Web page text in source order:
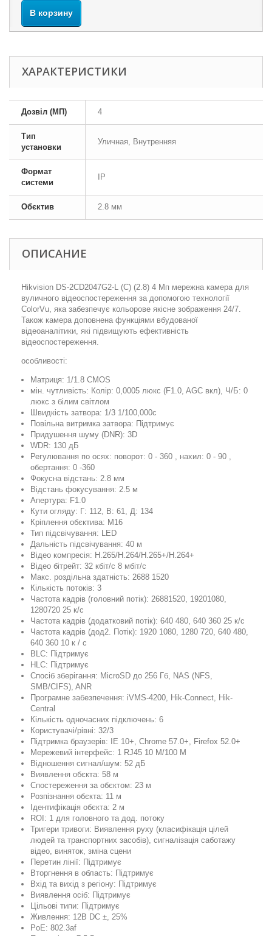
В корзину
ХАРАКТЕРИСТИКИ
Дозвіл (МП) 4
Тип
установки
Уличная, Внутренняя
Формат
системи
IP
Обєктив 2.8 мм
ОПИСАНИЕ
Hikvision DS-2CD2047G2-L (C) (2.8) 4 Мп мережна камера для
вуличного відеоспостереження за допомогою технології
ColorVu, яка забезпечує кольорове якісне зображення 24/7.
Також камера доповнена функціями вбудованої
відеоаналітики, які підвищують ефективність
відеоспостереження.
особливості:
Матриця: 1/1.8 CMOS
мін. чутливість: Колір: 0,0005 люкс (F1.0, AGC вкл), Ч/Б: 0
люкс з білим світлом
Швидкість затвора: 1/3 1/100,000с
Повільна витримка затвора: Підтримує
Придушення шуму (DNR): 3D
WDR: 130 дБ
Регулювання по осях: поворот: 0 - 360 , нахил: 0 - 90 ,
обертання: 0 -360
Фокусна відстань: 2.8 мм
Відстань фокусування: 2.5 м
Апертура: F1.0
Кути огляду: Г: 112, В: 61, Д: 134
Кріплення обєктива: M16
Тип підсвічування: LED
Дальність підсвічування: 40 м
Відео компресія: H.265/H.264/H.265+/H.264+
Відео бітрейт: 32 кбіт/с 8 мбіт/с
Макс. роздільна здатність: 2688 1520
Кількість потоків: 3
Частота кадрів (головний потік): 26881520, 19201080,
1280720 25 к/с
Частота кадрів (додатковий потік): 640 480, 640 360 25 к/с
Частота кадрів (дод2. Потік): 1920 1080, 1280 720, 640 480,
640 360 10 к / с
BLC: Підтримує
HLC: Підтримує
Спосіб зберігання: MicroSD до 256 Гб, NAS (NFS,
SMB/CIFS), ANR
Програмне забезпечення: iVMS-4200, Hik-Connect, Hik-
Central
Кількість одночасних підключень: 6
Користувачі/рівні: 32/3
Підтримка браузерів: IE 10+, Chrome 57.0+, Firefox 52.0+
Мережевий інтерфейс: 1 RJ45 10 M/100 M
Відношення сигнал/шум: 52 дБ
Виявлення обєкта: 58 м
Спостереження за обєктом: 23 м
Розпізнання обєкта: 11 м
Ідентифікація обєкта: 2 м
ROI: 1 для головного та дод. потоку
Тригери тривоги: Виявлення руху (класифікація цілей
людей та транспортних засобів), сигналізація саботажу
відео, виняток, зміна сцени
Перетин лінії: Підтримує
Вторгнення в область: Підтримує
Вхід та вихід з регіону: Підтримує
Виявлення осіб: Підтримує
Цільові типи: Підтримує
Живлення: 12В DC ±, 25%
PoE: 802.3af